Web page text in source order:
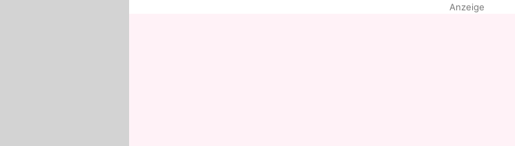
Anzeige